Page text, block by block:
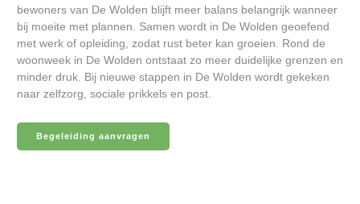
bewoners van De Wolden blijft meer balans belangrijk wanneer
bij moeite met plannen. Samen wordt in De Wolden geoefend
met werk of opleiding, zodat rust beter kan groeien. Rond de
woonweek in De Wolden ontstaat zo meer duidelijke grenzen en
minder druk. Bij nieuwe stappen in De Wolden wordt gekeken
naar zelfzorg, sociale prikkels en post.
Begeleiding aanvragen